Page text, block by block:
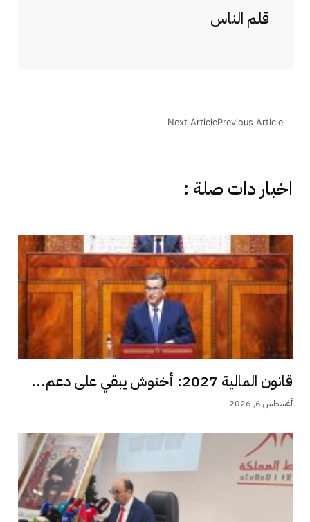
قلم الناس
Previous Article
Next Article
اخبار دات صلة :
قانون المالية 2027: أخنوش يبقي على دعم...
أغسطس 6, 2026